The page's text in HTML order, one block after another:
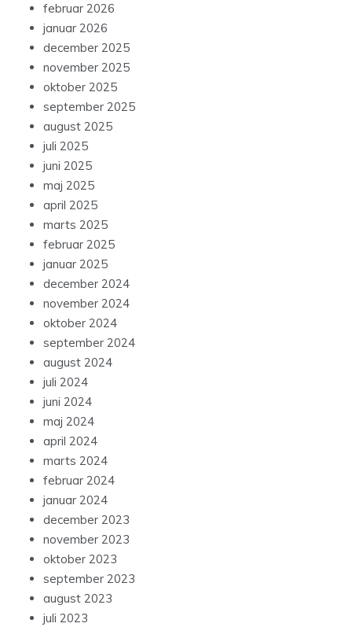
februar 2026
januar 2026
december 2025
november 2025
oktober 2025
september 2025
august 2025
juli 2025
juni 2025
maj 2025
april 2025
marts 2025
februar 2025
januar 2025
december 2024
november 2024
oktober 2024
september 2024
august 2024
juli 2024
juni 2024
maj 2024
april 2024
marts 2024
februar 2024
januar 2024
december 2023
november 2023
oktober 2023
september 2023
august 2023
juli 2023